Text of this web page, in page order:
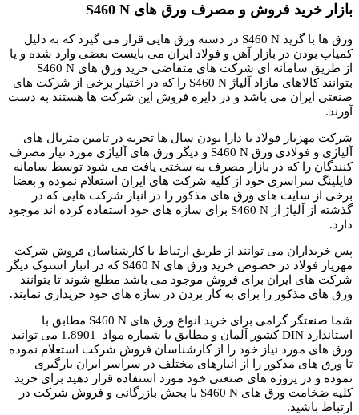
بازار خرید فروش و مصرف ورق های S460 N
ورق ها با گرید S460 N در دسته ورق هایی قرار می گیرد که به دلیل
کمیاب بودن در بازار آهن و فولاد ایران می بایست بعضی وارد شده و یا
از طریق سامانه ای شرکت های متقاضی خرید ورق های S460 N
بتوانند کالاهای مازاد آلیاژ S460 N را که در اختیار برخی از شرکت های
صنعتی ایران می باشد و در دایره فروش این شرکت ها هستند به دست
آورند.
شرکت مهزیار فولاد با دارا بودن سال ها تجربه در تامین متریال های
آلیاژی و فولادی ورق S460 N و دیگر ورق های آلیاژی مورد نیاز مصرف
کنندگان را که در بازار مصرف به سختی یافت می شود توسط سامانه
فایلینگ سراسری خود از کلیه شرکت های ایران استعلام نموده و بعضا
برخی از سایت های ورق های مذکور را در انبار شرکت هایی که در
گذشته از آلیاژ از S460 N برای سازه های خود استفاده کرده اند موجود
دارد.
پس خریداران می توانند از طریق ارتباط با کارشناسان فروش شرکت
مهزیار فولاد در خصوص خرید ورق های S460 N که در انبار استوک دیگر
شرکت های ایران برای فروش موجود می باشد مطلع شوند تا بتوانند
ورق های مذکور را برای به کار بردن در سازه های خود خریداری نمایند.
شما صنعتگر گرامی برای خرید انواع ورق های S460 N مطابق با
استاندارد DIN کشور آلمان و مطابق با شماره مواد 1.8901 می توانید
ورق های مورد نیاز خود را از کارشناسان فروش شرکت استعلام نموده
تا ورق های مذکور را از انبارهای مختلف در سراسر ایران بارگیری
نموده و در پروژه های صنعتی خود مورد استفاده قرار دهید برای خرید
کلیه ضخامت ورق های S460 N با بخش بازرگانی و فروش شرکت در
ارتباط باشید.